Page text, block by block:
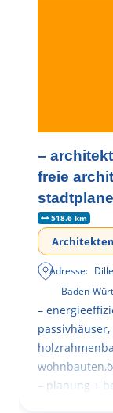
–
freie
518.6 km
Adresse:
Baden-
–
– planung +